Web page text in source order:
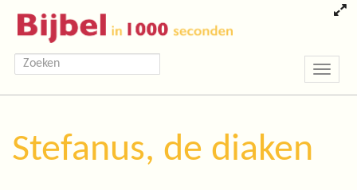
Toggle
Stefanus, de diaken